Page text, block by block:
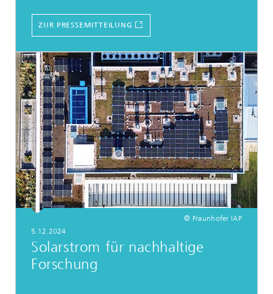
ZUR PRESSEMITTEILUNG
© Fraunhofer IAP
5.12.2024
Solarstrom für nachhaltige
Forschung